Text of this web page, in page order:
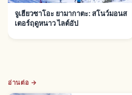
จูเฮียวซาโอะ ยามากาตะ: สโนว์มอนส
เตอร์ฤดูหนาว ไลต์อัป
อ่านต่อ →